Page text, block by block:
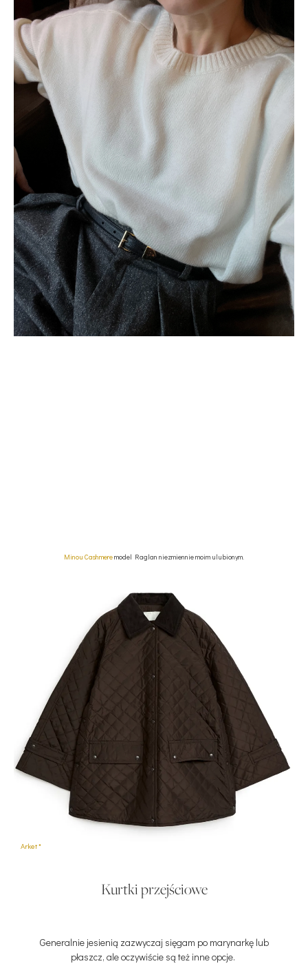
Minou Cashmeremodel Raglan niezmiennie moim ulubionym.
Arket *
Kurtki przejściowe
Generalnie jesienią zazwyczaj sięgam po marynarkę lub
płaszcz, ale oczywiście są też inne opcje.